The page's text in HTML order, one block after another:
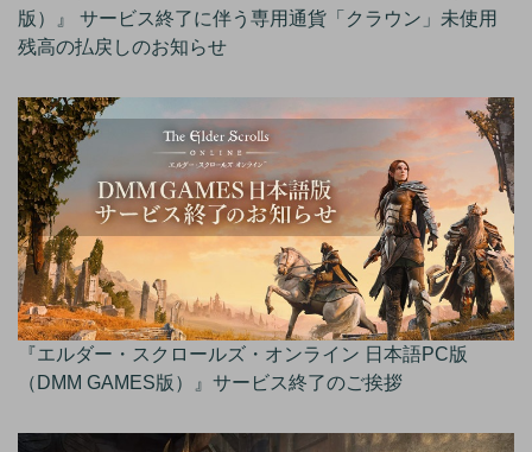
版）』 サービス終了に伴う専用通貨「クラウン」未使用
残高の払戻しのお知らせ
『エルダー・スクロールズ・オンライン 日本語PC版
（DMM GAMES版）』サービス終了のご挨拶